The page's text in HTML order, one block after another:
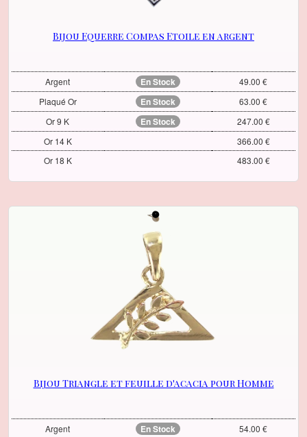
Bijou Equerre Compas Etoile en argent
Argent En Stock
49.00 €
Plaqué Or
En Stock
63.00 €
Or 9 K
En Stock
247.00 €
Or 14 K
366.00 €
Or 18 K
483.00 €
Bijou Triangle et feuille d'acacia pour Homme
Argent En Stock 54.00 €